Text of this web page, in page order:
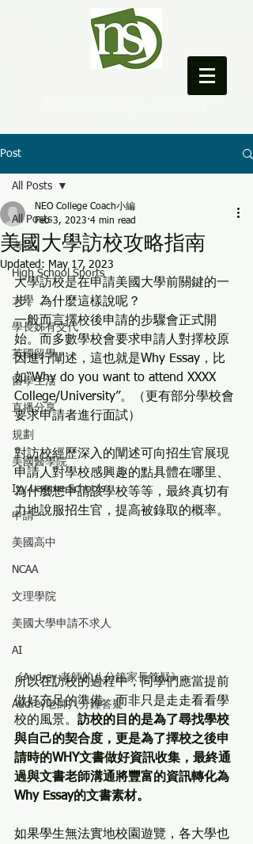
Post
All Posts
考試
High School Sports
大學
學長姊有交代
英國留學
留學生活
直播分享
規劃
美國醫學院
Ivy League Schools
申請
美國高中
NCAA
文理學院
美國大學申請不求人
AI
《Audrey 老師的八分鐘家長答疑》
Audrey老師八分鐘答疑
All Posts
美國大學訪校攻略指南
NEO College Coach小編
Feb 3, 2023 4 min read
Updated: May 17, 2023
大學訪校是在申請美國大學前關鍵的一
步。為什麼這樣說呢？
一般而言擇校後申請的步驟會正式開
始。而多數學校會要求申請人對擇校原
因進行闡述，這也就是Why Essay，比
如“Why do you want to attend XXXX
College/University”。（更有部分學校會
要求申請者進行面試）
對訪校經歷深入的闡述可向招生官展現
申請人對學校感興趣的點具體在哪里、
為什麼想申請該學校等等，最終真切有
力地說服招生官，提高被錄取的概率。
所以在訪校的過程中，同學們應當提前
做好充足的準備。而非只是走走看看學
校的風景。 訪校的目的是為了尋找學校
與自己的契合度，更是為了擇校之後申
請時的WHY文書做好資訊收集，最終通
過與文書老師溝通將豐富的資訊轉化為
Why Essay的文書素材。
如果學生無法實地校園遊覽，各大學也